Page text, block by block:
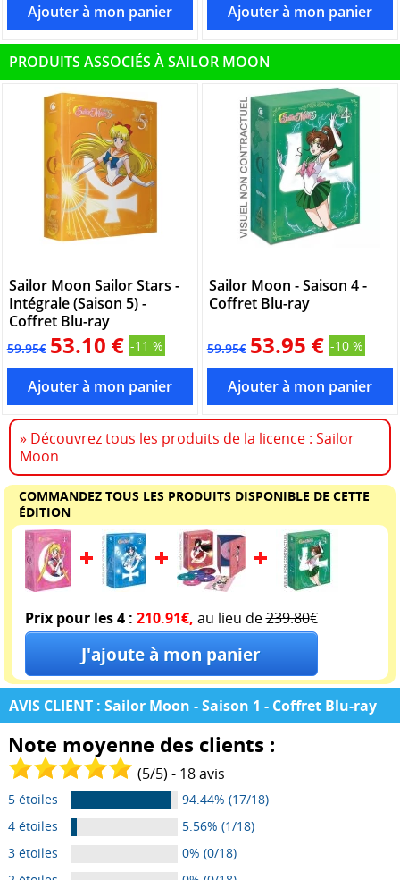
PRODUITS ASSOCIÉS À SAILOR MOON
Sailor Moon Sailor Stars -
Intégrale (Saison 5) -
Coffret Blu-ray
59.95€ 53.10 € -11 %
Sailor Moon - Saison 4 -
Coffret Blu-ray
59.95€ 53.95 € -10 %
» Découvrez tous les produits de la licence : Sailor
Moon
COMMANDEZ TOUS LES PRODUITS DISPONIBLE DE CETTE
ÉDITION
Prix pour les 4 : 210.91€, au lieu de239.80€
AVIS CLIENT : Sailor Moon - Saison 1 - Coffret Blu-ray
Note moyenne des clients :
(5/5) - 18avis
5 étoiles
94.44% (17/18)
4 étoiles
5.56% (1/18)
3 étoiles
0% (0/18)